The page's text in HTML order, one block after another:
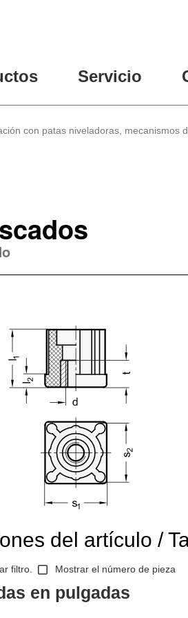
Servicio
con patas niveladoras, mecanismos
del artículo /
filtro. Mostrar el número de pieza
en pulgadas